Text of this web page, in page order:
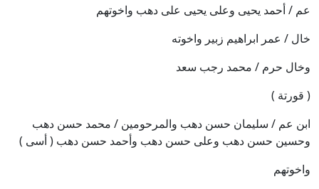
عم / أحمد يحيى وعلى يحيى على دهب واخوتهم
خال / عمر ابراهيم زبير واخوته
وخال حرم / محمد رجب سعد
( قورتة )
ابن عم / سليمان حسن دهب والمرحومين / محمد حسن دهب
وحسين حسن دهب وعلى حسن دهب وأحمد حسن دهب ( أسى )
واخوتهم